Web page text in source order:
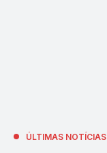
ÚLTIMAS NOTÍCIAS